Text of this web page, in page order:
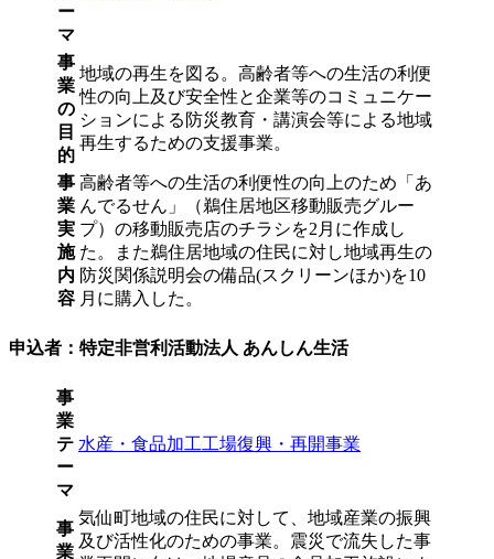
ー
マ
事
業
の
目
的
地域の再生を図る。高齢者等への生活の利便
性の向上及び安全性と企業等のコミュニケー
ションによる防災教育・講演会等による地域
再生するための支援事業。
事
業
実
施
内
容
高齢者等への生活の利便性の向上のため「あ
んでるせん」（鵜住居地区移動販売グルー
プ）の移動販売店のチラシを2月に作成し
た。また鵜住居地域の住民に対し地域再生の
防災関係説明会の備品(スクリーンほか)を10
月に購入した。
申込者：特定非営利活動法人 あんしん生活
事
業
テ
ー
マ
水産・食品加工工場復興・再開事業
事
業
気仙町地域の住民に対して、地域産業の振興
及び活性化のための事業。震災で流失した事